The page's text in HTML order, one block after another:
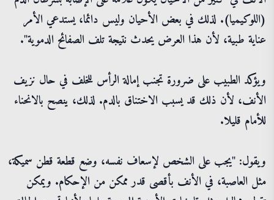
(اللوكيميا). لذلك في بعض الأحيان وليس دائما، يستدعي الأمر
عناية طبية، لأن هذا العرض يحدث نتيجة تلف الصفائح الدموية".
ويؤكد الطبيب على ضرورة تجنب إمالة الرأس للخلف في حال نزيف
الأنف، لأن ذلك قد يسبب الاختناق بالدم. لذلك، ينصح بالانحناء
للأمام قليلا.
ويقول: "يجب على الشخص لإسعاف نفسه، وضع قطعة قطن سميكة،
مثل العاصبة، في الأنف بأقصى قدر ممكن من الإحكام. ويمكن